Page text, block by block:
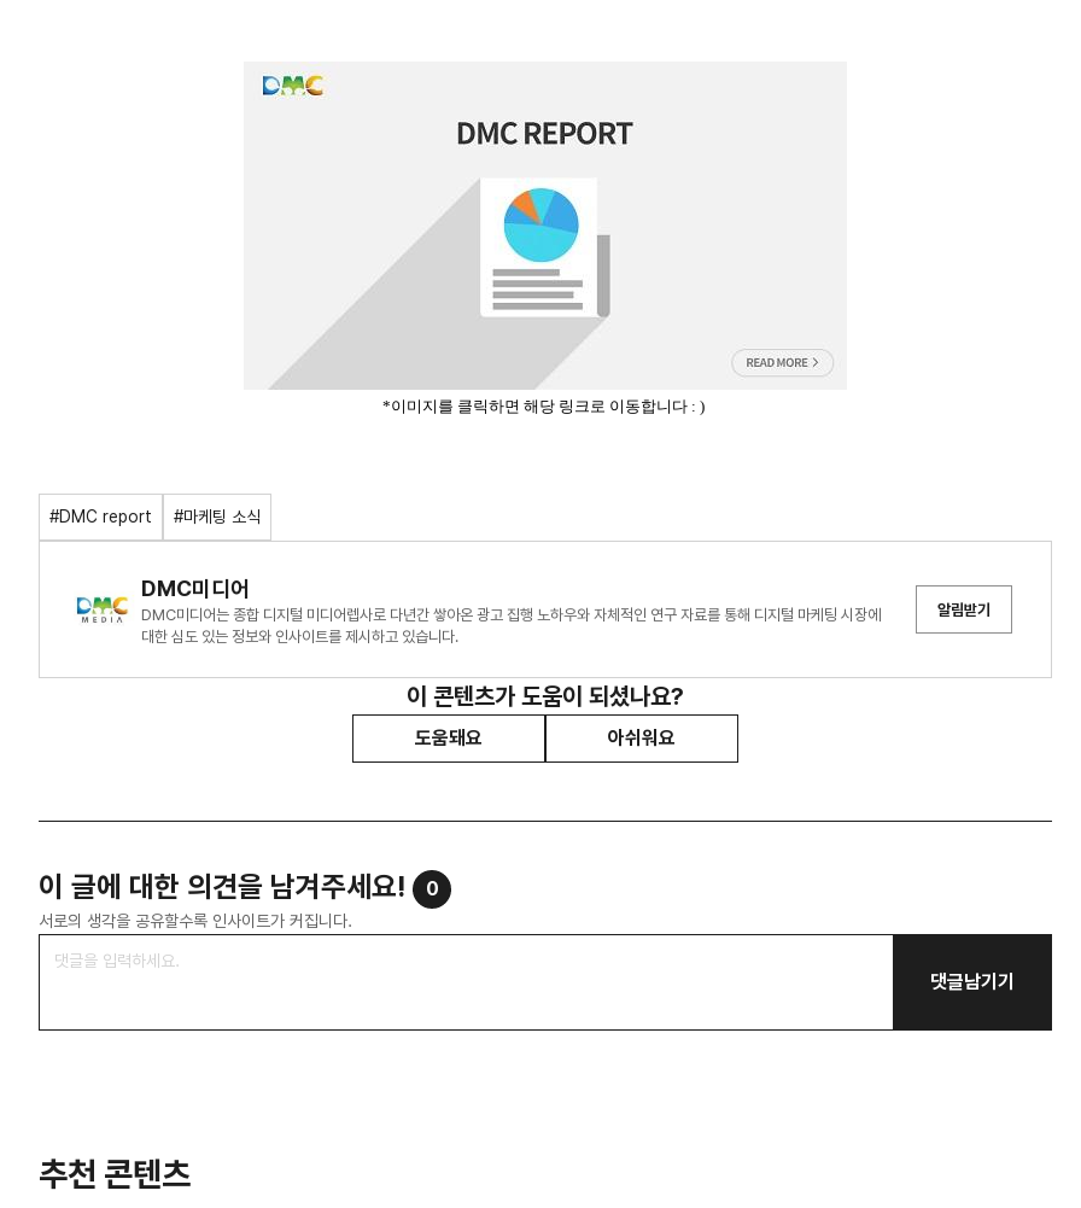
*이미지를 클릭하면 해당 링크로 이동합니다 : )
#DMC report #마케팅 소식
DMC미디어
DMC미디어는 종합 디지털 미디어렙사로 다년간 쌓아온 광고 집행 노하우와 자체적인 연구 자료를 통해 디지털 마케팅 시장에
대한 심도 있는 정보와 인사이트를 제시하고 있습니다.
알림받기
이 콘텐츠가 도움이 되셨나요?
도움돼요 아쉬워요
이 글에 대한 의견을 남겨주세요! 0
서로의 생각을 공유할수록 인사이트가 커집니다.
댓글남기기
추천 콘텐츠